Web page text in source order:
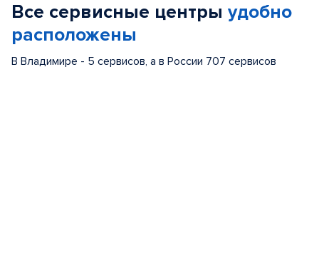
Все сервисные центры удобно
расположены
В Владимире - 5 сервисов, а в России 707 сервисов